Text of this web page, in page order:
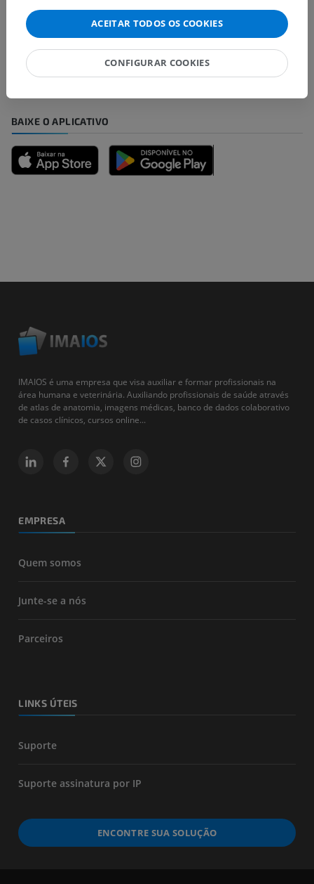
Não hesite em nos sugerir uma correção, tradução ou
melhora de conteúdo.
Relatar um problema
BAIXE O APLICATIVO
IMAIOS é uma empresa que visa auxiliar e formar profissionais na
área humana e veterinária. Auxiliando profissionais de saúde através
de atlas de anatomia, imagens médicas, banco de dados colaborativo
de casos clínicos, cursos online...
EMPRESA
Quem somos
Junte-se a nós
Parceiros
LINKS ÚTEIS
Suporte
Suporte assinatura por IP
ENCONTRE SUA SOLUÇÃO
ACEITAR TODOS OS COOKIES
CONFIGURAR COOKIES